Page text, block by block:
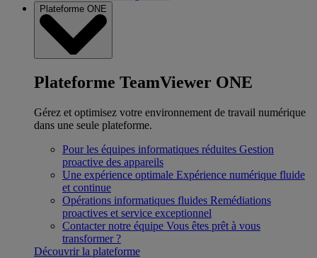
Plateforme ONE
Plateforme TeamViewer ONE
Gérez et optimisez votre environnement de travail numérique
dans une seule plateforme.
Pour les équipes informatiques réduites Gestion
proactive des appareils
Une expérience optimale Expérience numérique fluide
et continue
Opérations informatiques fluides Remédiations
proactives et service exceptionnel
Contacter notre équipe Vous êtes prêt à vous
transformer ?
Découvrir la plateforme